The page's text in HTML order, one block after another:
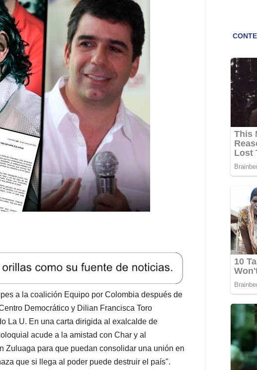
a la coalición Equipo por Colombia después de
Democrático y Dilian Francisca Toro
La U. En una carta dirigida al exalcalde de
acude a la amistad con Char y al
Zuluaga para que puedan consolidar una unión en
que si llega al poder puede destruir el país".